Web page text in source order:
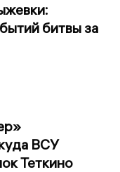
битвы за
ВСУ
Теткино